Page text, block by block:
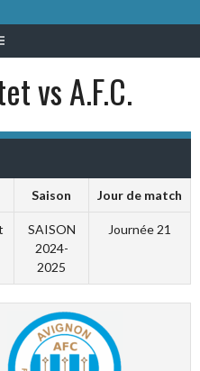
vs A.F.C.
Saison Jour de match
SAISON
2024-
2025
Journée 21